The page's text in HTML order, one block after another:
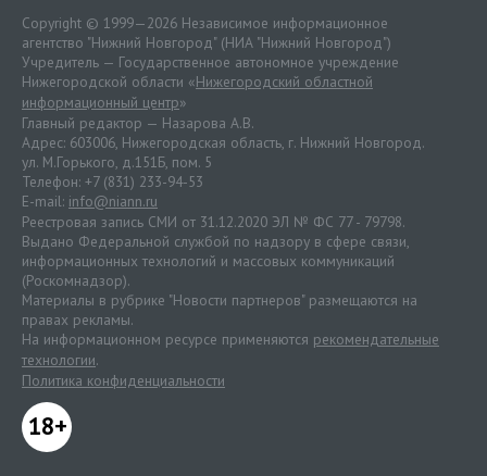
Copyright © 1999—2026 Независимое информационное
агентство "Нижний Новгород" (НИА "Нижний Новгород")
Учредитель — Государственное автономное учреждение
Нижегородской области «Нижегородский областной
информационный центр»
Главный редактор — Назарова А.В.
Адрес: 603006, Нижегородская область, г. Нижний Новгород.
ул. М.Горького, д.151Б, пом. 5
Телефон: +7 (831) 233-94-53
E-mail: info@niann.ru
Реестровая запись СМИ от 31.12.2020 ЭЛ № ФС 77 - 79798.
Выдано Федеральной службой по надзору в сфере связи,
информационных технологий и массовых коммуникаций
(Роскомнадзор).
Материалы в рубрике "Новости партнеров" размещаются на
правах рекламы.
На информационном ресурсе применяются рекомендательные
технологии.
Политика конфиденциальности
18+